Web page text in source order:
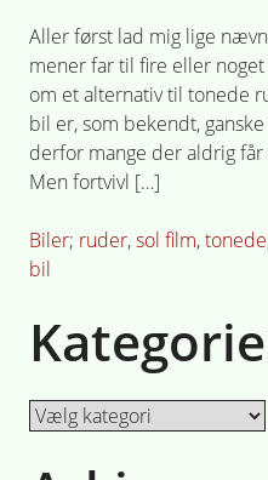
Aller først lad mig lige
mener far til fire eller
om et alternativ til tonede
bil er, som bekendt,
derfor mange der aldrig
Men fortvivl […]
Posted
in
Biler Tagged
ruder,sol film,tonede
bil
Kategorier